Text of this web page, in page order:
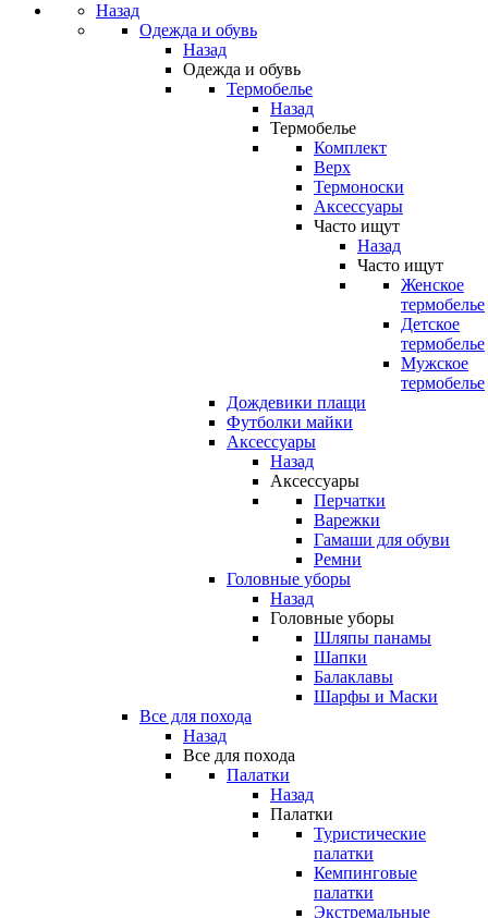
Назад
Одежда и обувь
Назад
Одежда и обувь
Термобелье
Назад
Термобелье
Комплект
Верх
Термоноски
Аксессуары
Часто ищут
Назад
Часто ищут
Женское
термобелье
Детское
термобелье
Мужское
термобелье
Дождевики плащи
Футболки майки
Аксессуары
Назад
Аксессуары
Перчатки
Варежки
Гамаши для обуви
Ремни
Головные уборы
Назад
Головные уборы
Шляпы панамы
Шапки
Балаклавы
Шарфы и Маски
Все для похода
Назад
Все для похода
Палатки
Назад
Палатки
Туристические
палатки
Кемпинговые
палатки
Экстремальные